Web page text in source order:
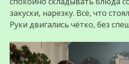
закуски, нарезку. Всё, что
Руки двигались чётко, без